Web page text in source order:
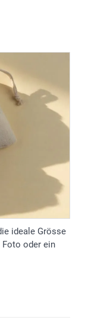
ideale Grösse
Foto oder ein